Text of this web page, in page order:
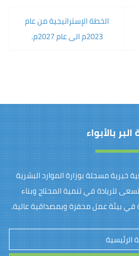
الخطة الإستراتيجية من عام
2023م الى عام 2027م.
بالأبواء
خيرية مسجلة بوزارة الموارد البشرية
الاجتماعية برقم (251). وتسعى للريادة في تنمية المحتاج وبناء
في بيئة عمل محفزة وبمصداقية عالية.
الرئيسية